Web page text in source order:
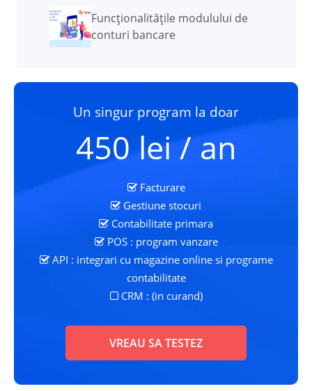
Funcţionalităţile modulului de
conturi bancare
Un singur program la doar
450 lei / an
Facturare
Gestiune stocuri
Contabilitate primara
POS : program vanzare
API : integrari cu magazine online si programe
contabilitate
CRM : (in curand)
VREAU SA TESTEZ